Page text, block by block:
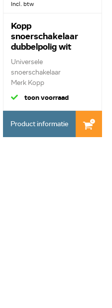
Incl. btw
Kopp
snoerschakelaar
dubbelpolig wit
51074
Universele
snoerschakelaar
Merk Kopp
Snoerschakelaar wit m...
toon voorraad
Product informatie